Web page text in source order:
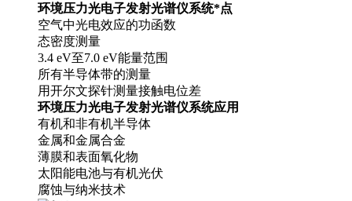
环境压力光电子发射光谱仪系统*点
空气中光电效应的功函数
态密度测量
3.4 eV至7.0 eV能量范围
所有半导体带的测量
用开尔文探针测量接触电位差
环境压力光电子发射光谱仪系统应用
有机和非有机半导体
金属和金属合金
薄膜和表面氧化物
太阳能电池与有机光伏
腐蚀与纳米技术